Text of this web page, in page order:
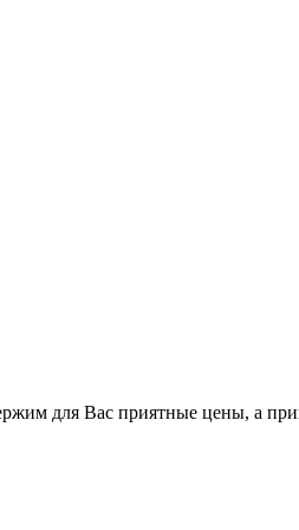
для Вас приятные цены, а